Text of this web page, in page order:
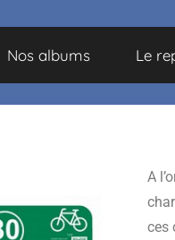
Nos albums Le
A
ces